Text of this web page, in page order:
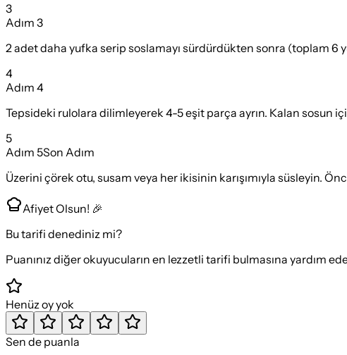
3
Adım 3
2 adet daha yufka serip soslamayı sürdürdükten sonra (toplam 6
4
Adım 4
Tepsideki rulolara dilimleyerek 4-5 eşit parça ayrın. Kalan sosun
5
Adım 5Son Adım
Üzerini çörek otu, susam veya her ikisinin karışımıyla süsleyin.
Afiyet Olsun! 🎉
Bu tarifi denediniz mi?
Puanınız diğer okuyucuların en lezzetli tarifi bulmasına yardım
Henüz oy yok
Sen de puanla